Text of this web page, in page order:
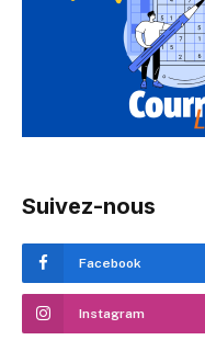
Suivez-nous
Facebook
Instagram